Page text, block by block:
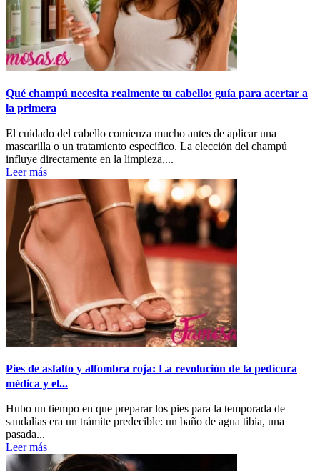
Qué champú necesita realmente tu cabello: guía para acertar a
la primera
El cuidado del cabello comienza mucho antes de aplicar una
mascarilla o un tratamiento específico. La elección del champú
influye directamente en la limpieza,...
Leer más
Pies de asfalto y alfombra roja: La revolución de la pedicura
médica y el...
Hubo un tiempo en que preparar los pies para la temporada de
sandalias era un trámite predecible: un baño de agua tibia, una
pasada...
Leer más